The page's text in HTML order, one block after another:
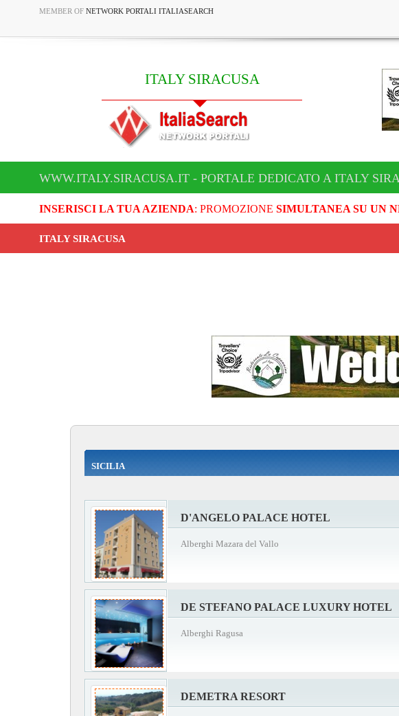
MEMBER OF NETWORK PORTALI ITALIASEARCH
ITALY SIRACUSA
WWW.ITALY.SIRACUSA.IT - PORTALE DEDICATO A ITALY
INSERISCI LA TUA AZIENDA: PROMOZIONE SIMULTANEA SU UN
ITALY SIRACUSA
SICILIA
D'ANGELO PALACE HOTEL
Alberghi Mazara del Vallo
DE STEFANO PALACE LUXURY HOTEL
Alberghi Ragusa
DEMETRA RESORT